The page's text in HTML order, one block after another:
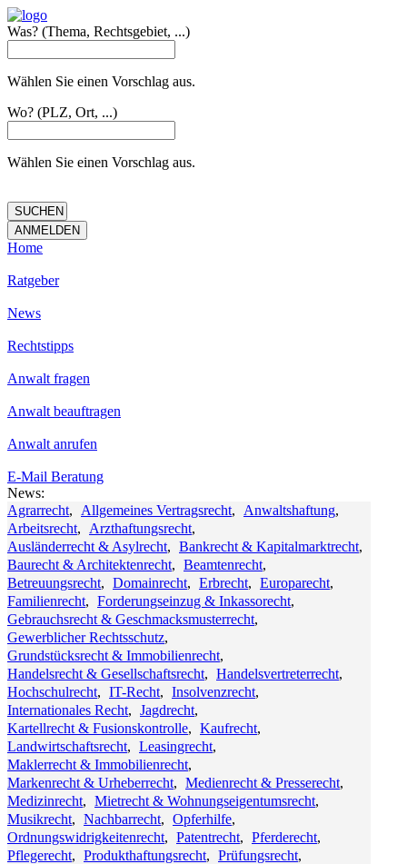
Was? (Thema, Rechtsgebiet, ...)
Wählen Sie einen Vorschlag aus.
Wo? (PLZ, Ort, ...)
Wählen Sie einen Vorschlag aus.
Home
Ratgeber
News
Rechtstipps
Anwalt fragen
Anwalt beauftragen
Anwalt anrufen
E-Mail Beratung
News:
Agrarrecht, Allgemeines Vertragsrecht, Anwaltshaftung,
Arbeitsrecht, Arzthaftungsrecht,
Ausländerrecht & Asylrecht, Bankrecht & Kapitalmarktrecht,
Baurecht & Architektenrecht, Beamtenrecht,
Betreuungsrecht, Domainrecht, Erbrecht, Europarecht,
Familienrecht, Forderungseinzug & Inkassorecht,
Gebrauchsrecht & Geschmacksmusterrecht,
Gewerblicher Rechtsschutz,
Grundstücksrecht & Immobilienrecht,
Handelsrecht & Gesellschaftsrecht, Handelsvertreterrecht,
Hochschulrecht, IT-Recht, Insolvenzrecht,
Internationales Recht, Jagdrecht,
Kartellrecht & Fusionskontrolle, Kaufrecht,
Landwirtschaftsrecht, Leasingrecht,
Maklerrecht & Immobilienrecht,
Markenrecht & Urheberrecht, Medienrecht & Presserecht,
Medizinrecht, Mietrecht & Wohnungseigentumsrecht,
Musikrecht, Nachbarrecht, Opferhilfe,
Ordnungswidrigkeitenrecht, Patentrecht, Pferderecht,
Pflegerecht, Produkthaftungsrecht, Prüfungsrecht,